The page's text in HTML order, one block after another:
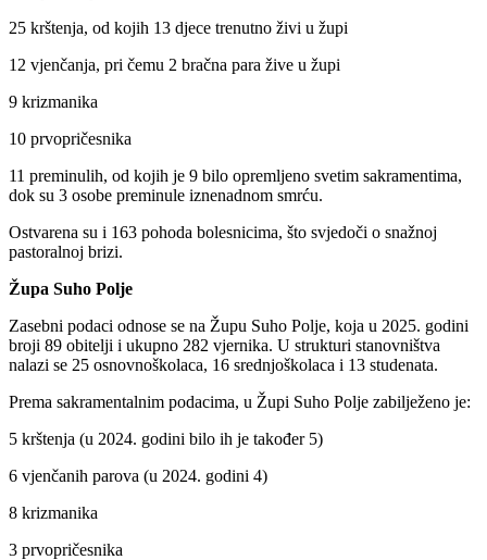
25 krštenja, od kojih 13 djece trenutno živi u župi
12 vjenčanja, pri čemu 2 bračna para žive u župi
9 krizmanika
10 prvopričesnika
11 preminulih, od kojih je 9 bilo opremljeno svetim sakramentima,
dok su 3 osobe preminule iznenadnom smrću.
Ostvarena su i 163 pohoda bolesnicima, što svjedoči o snažnoj
pastoralnoj brizi.
Župa Suho Polje
Zasebni podaci odnose se na Župu Suho Polje, koja u 2025. godini
broji 89 obitelji i ukupno 282 vjernika. U strukturi stanovništva
nalazi se 25 osnovnoškolaca, 16 srednjoškolaca i 13 studenata.
Prema sakramentalnim podacima, u Župi Suho Polje zabilježeno je:
5 krštenja (u 2024. godini bilo ih je također 5)
6 vjenčanih parova (u 2024. godini 4)
8 krizmanika
3 prvopričesnika